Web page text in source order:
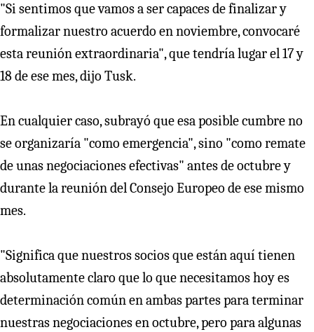
"Si sentimos que vamos a ser capaces de finalizar y
formalizar nuestro acuerdo en noviembre, convocaré
esta reunión extraordinaria", que tendría lugar el 17 y
18 de ese mes, dijo Tusk.
En cualquier caso, subrayó que esa posible cumbre no
se organizaría "como emergencia", sino "como remate
de unas negociaciones efectivas" antes de octubre y
durante la reunión del Consejo Europeo de ese mismo
mes.
"Significa que nuestros socios que están aquí tienen
absolutamente claro que lo que necesitamos hoy es
determinación común en ambas partes para terminar
nuestras negociaciones en octubre, pero para algunas